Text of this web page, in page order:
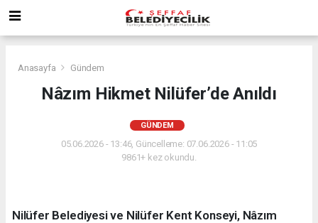
Anasayfa Gündem
Nâzım Hikmet Nilüfer’de Anıldı
GÜNDEM
05.06.2026 - 13:46, Güncelleme: 07.06.2026 - 11:05
9861+ kez okundu.
Nilüfer Belediyesi ve Nilüfer Kent Konseyi, Nâzım